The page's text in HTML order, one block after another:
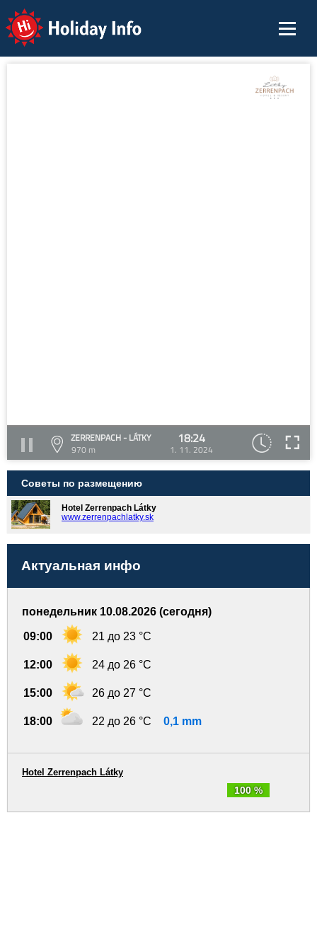
Holiday Info
ZERRENPACH - LÁTKY
970 m
18:24
1. 11. 2024
Советы по размещению
Hotel Zerrenpach Látky
www.zerrenpachlatky.sk
Актуальная инфо
понедельник 10.08.2026 (сегодня)
09:00 21 до 23 °C
12:00 24 до 26 °C
15:00 26 до 27 °C
18:00 22 до 26 °C 0,1 mm
100 %
Hotel Zerrenpach Látky